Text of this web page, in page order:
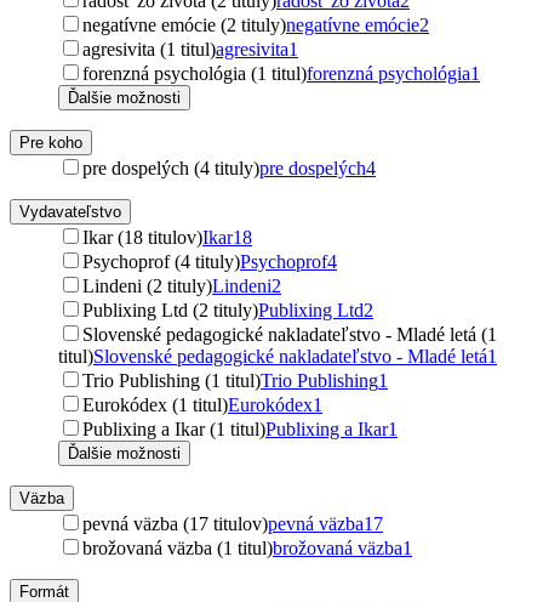
negatívne emócie (2 tituly)negatívne emócie2
agresivita (1 titul)agresivita1
forenzná psychológia (1 titul)forenzná psychológia1
Ďalšie možnosti
Pre koho
pre dospelých (4 tituly)pre dospelých4
Vydavateľstvo
Ikar (18 titulov)Ikar18
Psychoprof (4 tituly)Psychoprof4
Lindeni (2 tituly)Lindeni2
Publixing Ltd (2 tituly)Publixing Ltd2
Slovenské pedagogické nakladateľstvo - Mladé letá (1
titul)Slovenské pedagogické nakladateľstvo - Mladé letá1
Trio Publishing (1 titul)Trio Publishing1
Eurokódex (1 titul)Eurokódex1
Publixing a Ikar (1 titul)Publixing a Ikar1
Ďalšie možnosti
Väzba
pevná väzba (17 titulov)pevná väzba17
brožovaná väzba (1 titul)brožovaná väzba1
Formát